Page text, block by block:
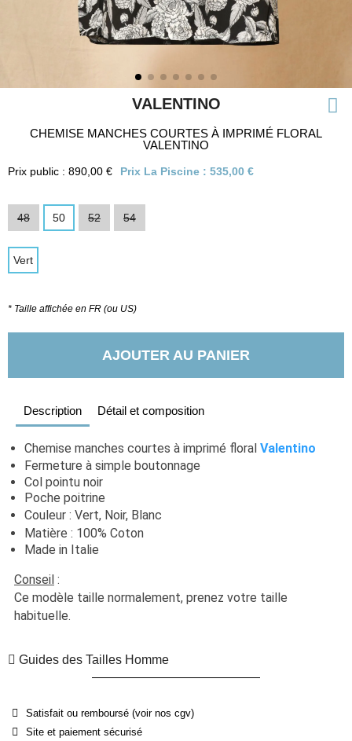
VALENTINO
CHEMISE MANCHES COURTES À IMPRIMÉ FLORAL
VALENTINO
Prix public : 890,00 € Prix La Piscine : 535,00 €
48 50 52 54
Vert
* Taille affichée en FR (ou US)
AJOUTER AU PANIER
Description Détail et composition
Chemise manches courtes à imprimé floral Valentino
Fermeture à simple boutonnage
Col pointu noir
Poche poitrine
Couleur : Vert, Noir, Blanc
Matière : 100% Coton
Made in Italie
Conseil :
Ce modèle taille normalement, prenez votre taille
habituelle.
Guides des Tailles Homme
Satisfait ou remboursé (voir nos cgv)
Site et paiement sécurisé